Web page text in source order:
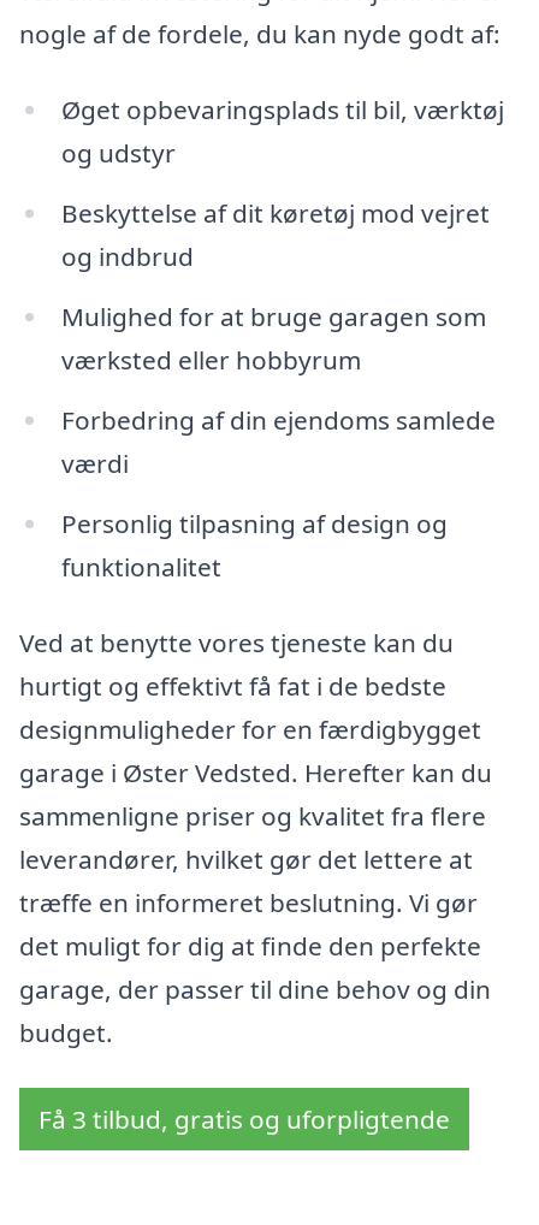
nogle af de fordele, du kan nyde godt af:
Øget opbevaringsplads til bil, værktøj
og udstyr
Beskyttelse af dit køretøj mod vejret
og indbrud
Mulighed for at bruge garagen som
værksted eller hobbyrum
Forbedring af din ejendoms samlede
værdi
Personlig tilpasning af design og
funktionalitet
Ved at benytte vores tjeneste kan du
hurtigt og effektivt få fat i de bedste
designmuligheder for en færdigbygget
garage i Øster Vedsted. Herefter kan du
sammenligne priser og kvalitet fra flere
leverandører, hvilket gør det lettere at
træffe en informeret beslutning. Vi gør
det muligt for dig at finde den perfekte
garage, der passer til dine behov og din
budget.
Få 3 tilbud, gratis og uforpligtende